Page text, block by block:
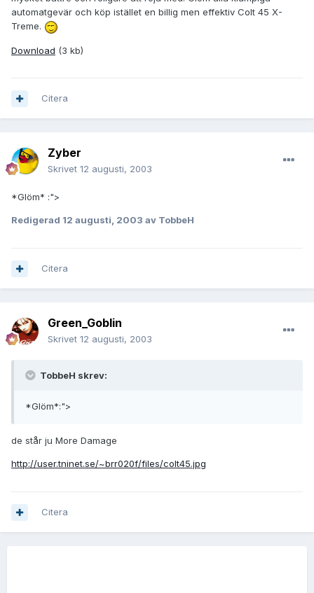
automatgevär och köp istället en billig men effektiv Colt 45 X-
Treme.
Download (3 kb)
Citera
Zyber
Skrivet 12 augusti, 2003
*Glöm* :">
Redigerad 12 augusti, 2003 av TobbeH
Citera
Green_Goblin
Skrivet 12 augusti, 2003
TobbeH skrev:
*Glöm*:">
de står ju More Damage
http://user.tninet.se/~brr020f/files/colt45.jpg
Citera